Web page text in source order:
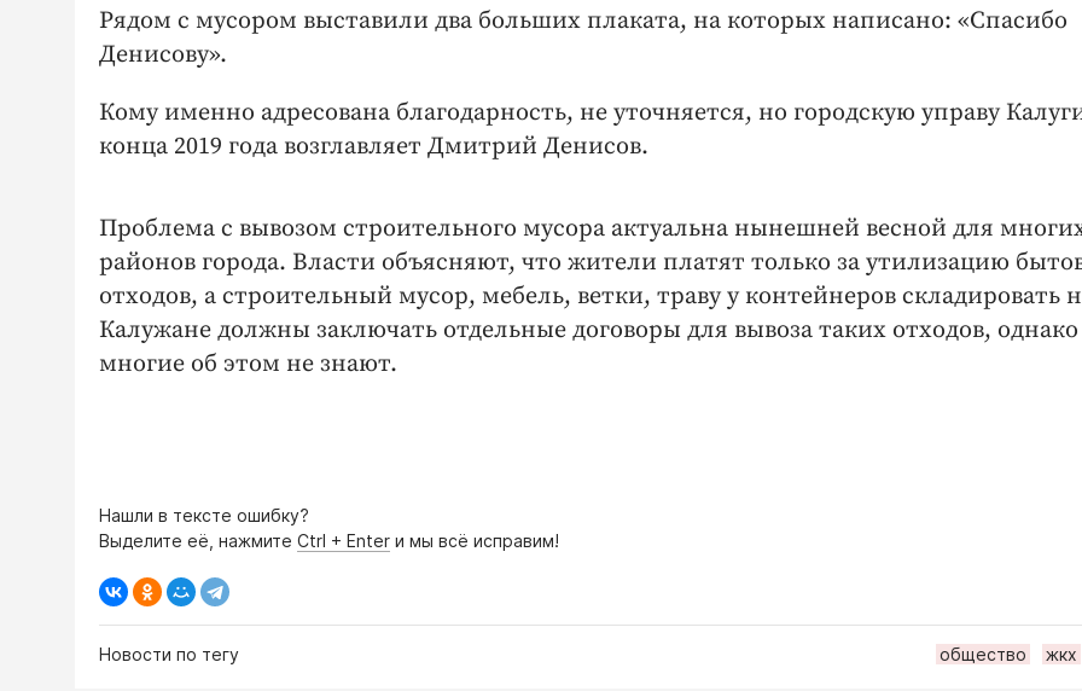
Рядом с мусором выставили два больших плаката, на которых написано: «Спасибо
Денисову».
Кому именно адресована благодарность, не уточняется, но городскую управу
конца 2019 года возглавляет Дмитрий Денисов.
Проблема с вывозом строительного мусора актуальна нынешней весной для
районов города. Власти объясняют, что жители платят только за утилизацию
отходов, а строительный мусор, мебель, ветки, траву у контейнеров складировать
Калужане должны заключать отдельные договоры для вывоза таких отходов, однако
многие об этом не знают.
Нашли в тексте ошибку?
Выделите её, нажмите Ctrl + Enter и мы всё исправим!
Новости по тегу общество жкх